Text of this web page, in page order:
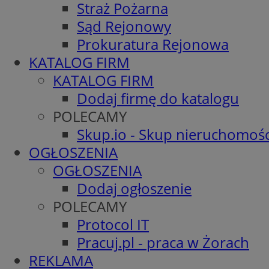
Straż Pożarna
Sąd Rejonowy
Prokuratura Rejonowa
KATALOG FIRM
KATALOG FIRM
Dodaj firmę do katalogu
POLECAMY
Skup.io - Skup
OGŁOSZENIA
OGŁOSZENIA
Dodaj ogłoszenie
POLECAMY
Protocol IT
Pracuj.pl - praca w Żorach
REKLAMA